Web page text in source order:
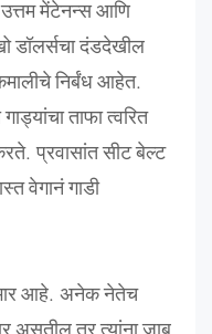
उत्तममेंटेनन्सआणि
डॉलर्सचादंडदेखील
निर्बंधआहेत.
गाड्यांचाताफात्वरित
.प्रवासांतसीटबेल्ट
वेगानंगाडी
आहे. अनेकनेतेच
असतीलतरत्यांनाजाब